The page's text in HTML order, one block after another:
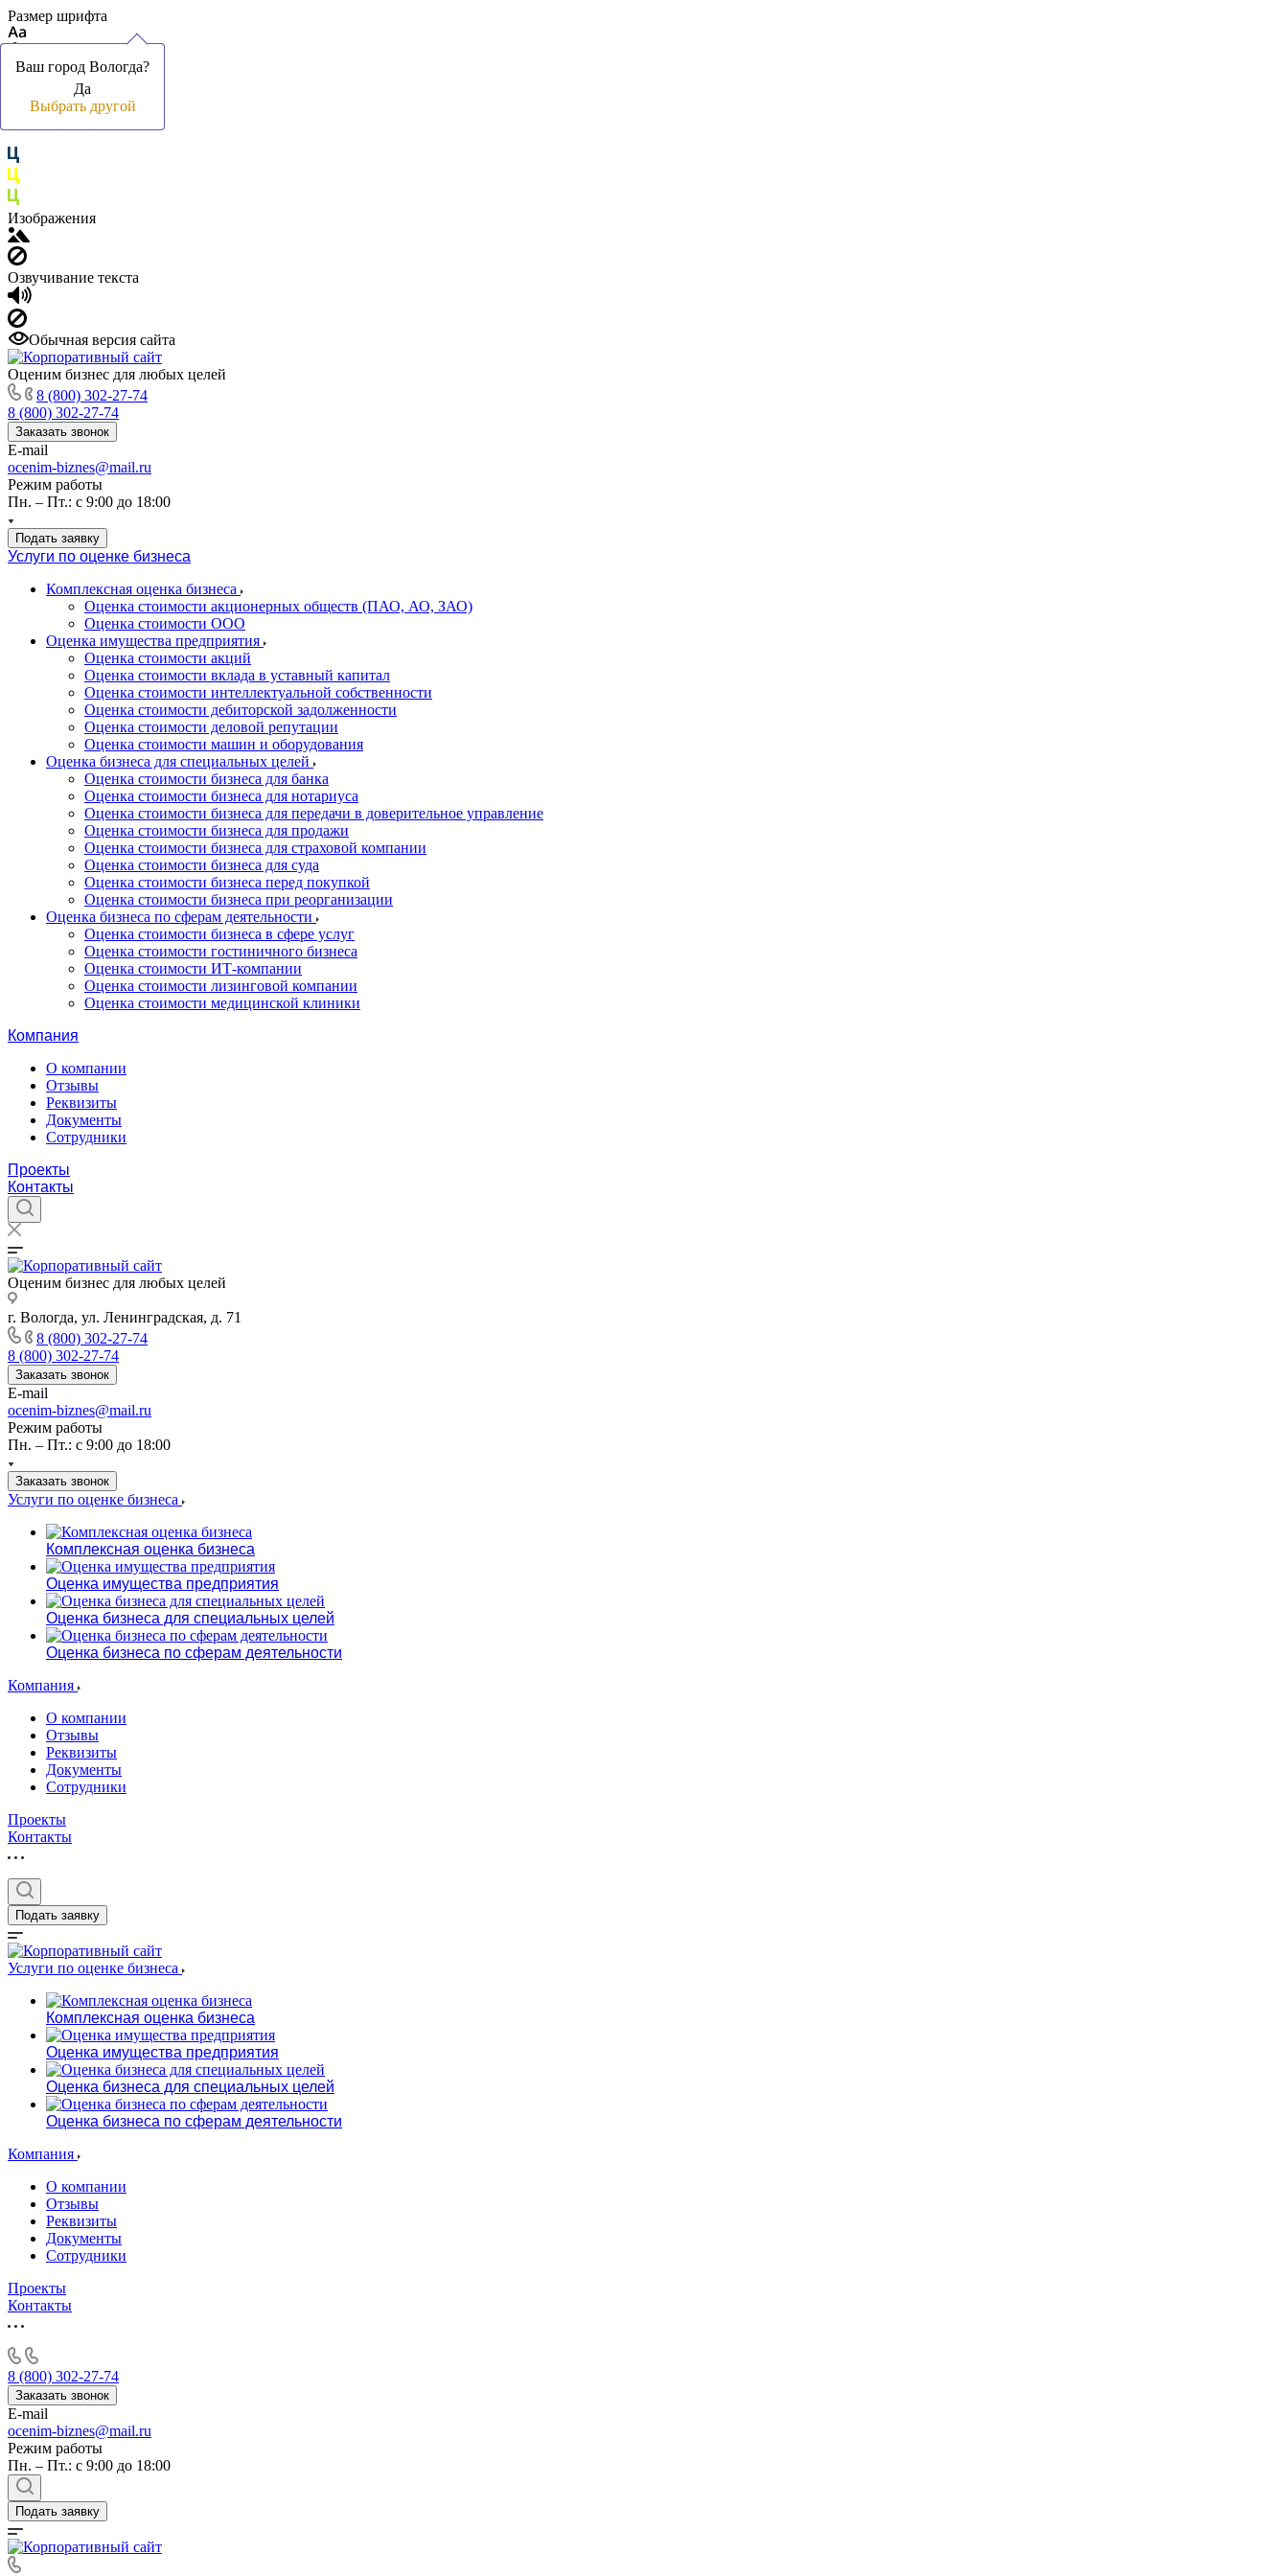
Размер шрифта
Цвет фона и шрифта
Изображения
Озвучивание текста
Обычная версия сайта
Оценим бизнес для любых целей
8 (800) 302-27-74
8 (800) 302-27-74
Заказать звонок
E-mail
ocenim-biznes@mail.ru
Режим работы
Пн. – Пт.: с 9:00 до 18:00
Подать заявку
Услуги по оценке бизнеса
Комплексная оценка бизнеса
Оценка стоимости акционерных обществ (ПАО, АО, ЗАО)
Оценка стоимости ООО
Оценка имущества предприятия
Оценка стоимости акций
Оценка стоимости вклада в уставный капитал
Оценка стоимости интеллектуальной собственности
Оценка стоимости дебиторской задолженности
Оценка стоимости деловой репутации
Оценка стоимости машин и оборудования
Оценка бизнеса для специальных целей
Оценка стоимости бизнеса для банка
Оценка стоимости бизнеса для нотариуса
Оценка стоимости бизнеса для передачи в доверительное управление
Оценка стоимости бизнеса для продажи
Оценка стоимости бизнеса для страховой компании
Оценка стоимости бизнеса для суда
Оценка стоимости бизнеса перед покупкой
Оценка стоимости бизнеса при реорганизации
Оценка бизнеса по сферам деятельности
Оценка стоимости бизнеса в сфере услуг
Оценка стоимости гостиничного бизнеса
Оценка стоимости ИТ-компании
Оценка стоимости лизинговой компании
Оценка стоимости медицинской клиники
Компания
О компании
Отзывы
Реквизиты
Документы
Сотрудники
Проекты
Контакты
Оценим бизнес для любых целей
г. Вологда, ул. Ленинградская, д. 71
Ваш город Вологда?
Да
Выбрать другой
8 (800) 302-27-74
8 (800) 302-27-74
Заказать звонок
E-mail
ocenim-biznes@mail.ru
Режим работы
Пн. – Пт.: с 9:00 до 18:00
Заказать звонок
Услуги по оценке бизнеса
Комплексная оценка бизнеса
Оценка имущества предприятия
Оценка бизнеса для специальных целей
Оценка бизнеса по сферам деятельности
Компания
О компании
Отзывы
Реквизиты
Документы
Сотрудники
Проекты
Контакты
Подать заявку
Услуги по оценке бизнеса
Комплексная оценка бизнеса
Оценка имущества предприятия
Оценка бизнеса для специальных целей
Оценка бизнеса по сферам деятельности
Компания
О компании
Отзывы
Реквизиты
Документы
Сотрудники
Проекты
Контакты
8 (800) 302-27-74
Заказать звонок
E-mail
ocenim-biznes@mail.ru
Режим работы
Пн. – Пт.: с 9:00 до 18:00
Подать заявку
Ваш город Вологда?
Да
Выбрать другой
Ваш город Вологда?
Да
Выбрать другой
Абакан
Абдулино
Абинск
Азов
Аксай